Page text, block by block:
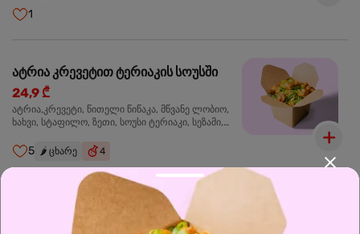
ნიორი) ტკბილ-ცხარე სოუსით, მწვანე ლობიო.
სეზამის მარცვლები,ხახვი,მწვანე ხახვი
1
ატრია კრევეტით ტერიაკის სოუსში
24,9 ₾
ატრია,კრევეტი, წითელი წიწაკა, მწვანე ლობიო,
ხახვი, სტაფილო, ზეთი, სოუსი ტერიაკი, სეზამი,
5 🌶️ ცხარე 4
ბრინჯი კრევეტით